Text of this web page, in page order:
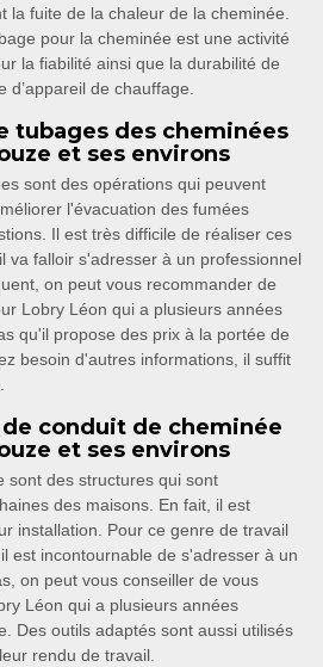
la fuite de la chaleur de la cheminée.
pour la cheminée est une activité
la fiabilité ainsi que la durabilité de
d’appareil de chauffage.
tubages des cheminées
et ses environs
sont des opérations qui peuvent
l'évacuation des fumées
Il est très difficile de réaliser ces
va falloir s'adresser à un professionnel
on peut vous recommander de
Lobry Léon qui a plusieurs années
qu'il propose des prix à la portée de
besoin d'autres informations, il suffit
conduit de cheminée
et ses environs
sont des structures qui sont
des maisons. En fait, il est
installation. Pour ce genre de travail
est incontournable de s'adresser à un
on peut vous conseiller de vous
Léon qui a plusieurs années
Des outils adaptés sont aussi utilisés
rendu de travail.